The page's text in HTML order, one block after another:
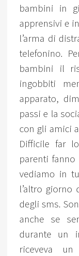
bambini in
apprensivi e
l’arma di
telefonino.
bambini il
ingobbiti
apparato,
passi e la
con gli amici
Difficile far
parenti
vediamo in
l’altro giorno
degli sms.
anche se
durante un
riceveva